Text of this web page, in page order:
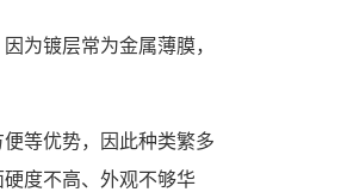
为镀层常为金属薄膜，
等优势，因此种类繁多
度不高、外观不够华